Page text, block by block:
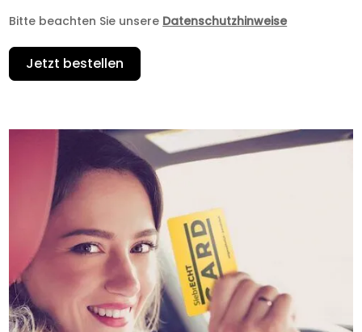
Bitte beachten Sie unsere Datenschutzhinweise
Jetzt bestellen